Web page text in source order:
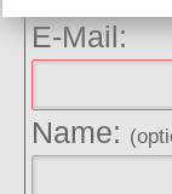
E-Mail:
Name: